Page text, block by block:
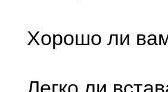
Хорошо ли